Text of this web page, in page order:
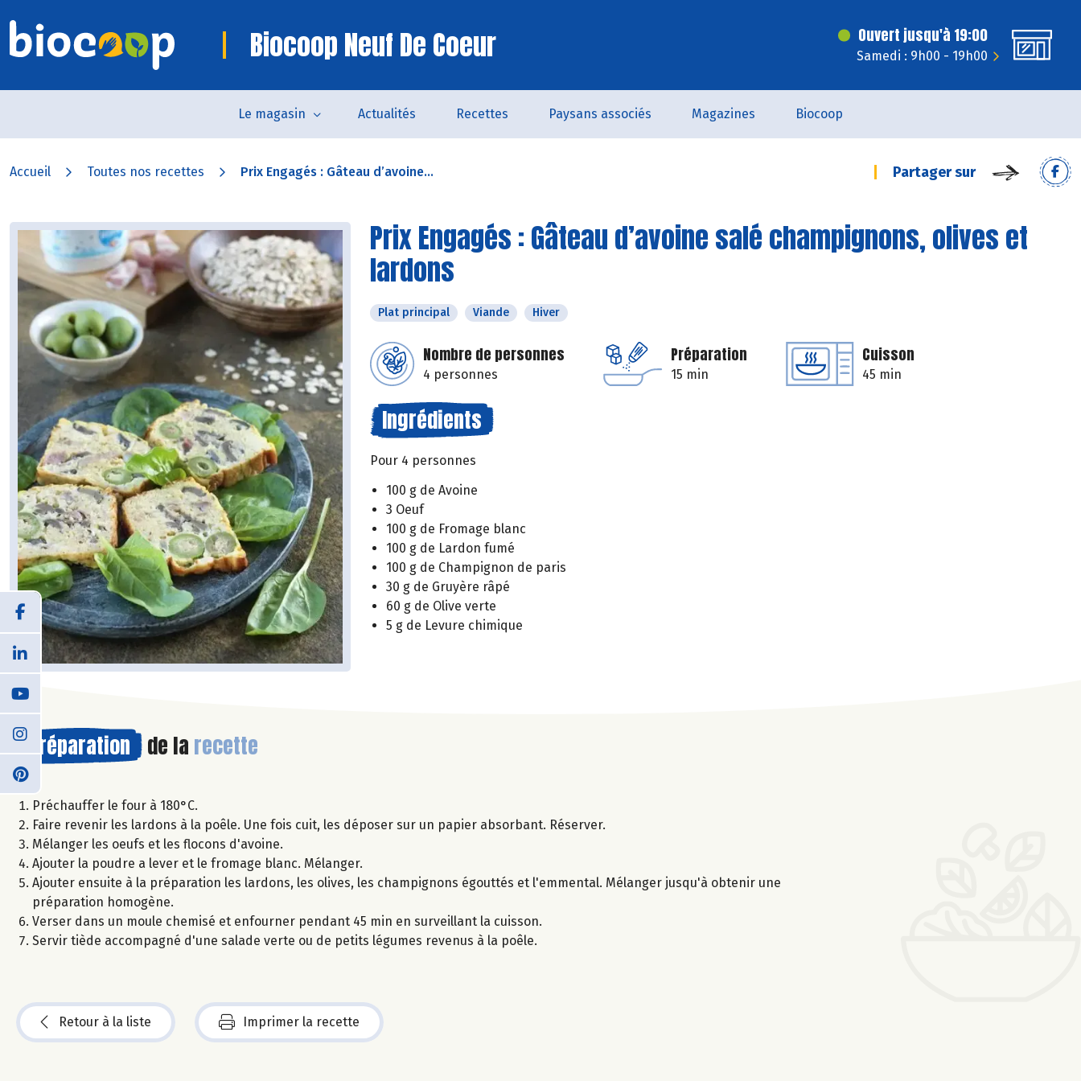
Biocoop Neuf De Coeur Ouvert jusqu'à 19:00
Samedi : 9h00 - 19h00
Le magasin Actualités Recettes Paysans associés Magazines Biocoop
Accueil Toutes nos recettes Prix Engagés : Gâteau d’avoine... Partager sur
Prix Engagés : Gâteau d’avoine salé champignons, olives et
lardons
Plat principal Viande Hiver
Nombre de personnes
4 personnes
Préparation
15 min
Cuisson
45 min
Ingrédients
Pour 4 personnes
100 g de Avoine
3 Oeuf
100 g de Fromage blanc
100 g de Lardon fumé
100 g de Champignon de paris
30 g de Gruyère râpé
60 g de Olive verte
5 g de Levure chimique
Préparation de la recette
Préchauffer le four à 180°C.
Faire revenir les lardons à la poêle. Une fois cuit, les déposer sur un papier absorbant. Réserver.
Mélanger les oeufs et les flocons d'avoine.
Ajouter la poudre a lever et le fromage blanc. Mélanger.
Ajouter ensuite à la préparation les lardons, les olives, les champignons égouttés et l'emmental. Mélanger jusqu'à obtenir une
préparation homogène.
Verser dans un moule chemisé et enfourner pendant 45 min en surveillant la cuisson.
Servir tiède accompagné d'une salade verte ou de petits légumes revenus à la poêle.
Retour à la liste Imprimer la recette